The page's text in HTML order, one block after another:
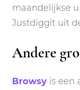
maandelijkse
Justdiggit uit
Andere
Browsy is een